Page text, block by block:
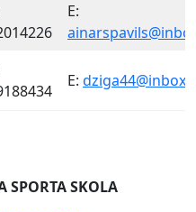
E:
E:
SPORTA SKOLA